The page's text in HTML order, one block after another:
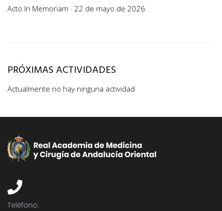
Acto In Memoriam · 22 de mayo de 2026
PRÓXIMAS ACTIVIDADES
Actualmente no hay ninguna actividad
Teléfono:​